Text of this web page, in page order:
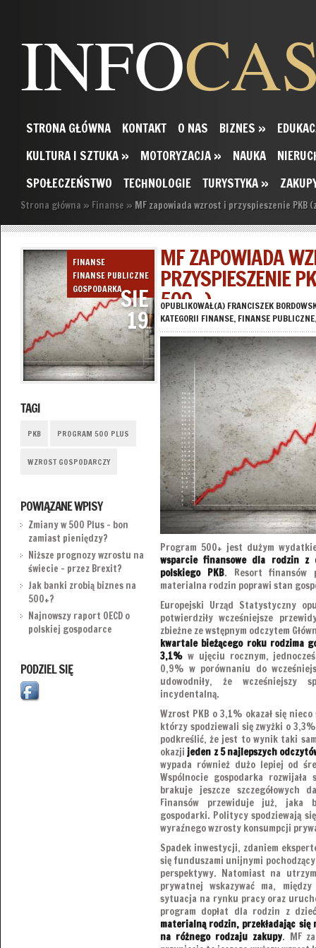
INFO
STRONA GŁÓWNA KONTAKT O NAS BIZNES »
KULTURA I SZTUKA » MOTORYZACJA » NAUKA
SPOŁECZEŃSTWO
TECHNOLOGIE TURYSTYKA »
Strona główna » Finanse » MF zapowiada wzrost i przyspieszenie PKB
FINANSE
FINANSE PUBLICZNE
GOSPODARKASIE
19
TAGI
PKB PROGRAM 500 PLUS
WZROST GOSPODARCZY
POWIĄZANE WPISY
Zmiany w 500 Plus – bon
zamiast pieniędzy?
Niższe prognozy wzrostu na
świecie – przez Brexit?
Jak banki zrobią biznes na
500+?
Najnowszy raport OECD o
polskiej gospodarce
PODZIEL SIĘ
MF ZAPOWIADA
PRZYSPIESZENIE
500+ )
OPUBLIKOWAŁ(A) FRANCISZEK
KATEGORII FINANSE, FINANSE PUBLICZNE
Program 500+ jest dużym
wsparcie finansowe dla rodzin z
polskiego PKB. Resort finansów
materialna rodzin poprawi stan
Europejski Urząd Statystyczny
potwierdziły wcześniejsze
zbieżne ze wstępnym odczytem
kwartale bieżącego roku rodzima
3,1%w ujęciu rocznym,
0,9% w porównaniu do
udowodniły, że
incydentalną.
Wzrost PKB o 3,1% okazał się
którzy spodziewali się zwyżki o
podkreślić, że jest to wynik taki
okazji jeden z 5 najlepszych
wypada również dużo lepiej od
Wspólnocie gospodarka
brakuje jeszcze szczegółowych
Finansów przewiduje już, jaka
gospodarki. Politycy spodziewają
wyraźnego wzrosty konsumpcji
Spadek inwestycji, zdaniem
się funduszami unijnymi
perspektywy. Natomiast na
prywatnej wskazywać ma,
sytuacja na rynku pracy oraz
program dopłat dla rodzin z
materialną rodzin, przekładając
na różnego rodzaju zakupy. MF